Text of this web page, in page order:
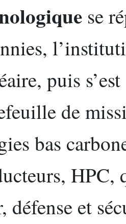
se
puis
de
bas
HPC,
défense et